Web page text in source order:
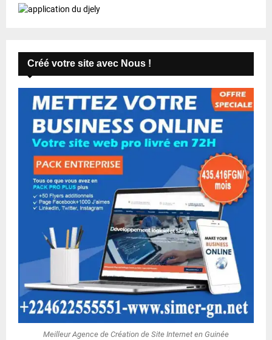
Créé votre site avec Nous !
Meilleur Agence de Création de Site Internet en Guinée